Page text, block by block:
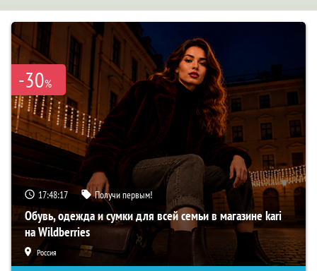
-30%
17:48:16 Получи первым!
Обувь, одежда и сумки для всей семьи в магазине kari
на Wildberries
Россия